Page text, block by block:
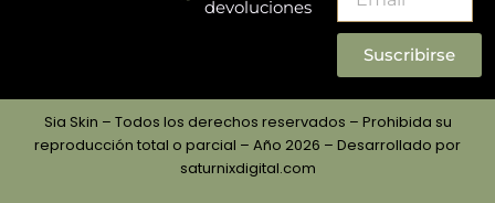
devoluciones
Suscribirse
Sia Skin – Todos los derechos reservados – Prohibida su
reproducción total o parcial – Año 2026 – Desarrollado por
saturnixdigital.com